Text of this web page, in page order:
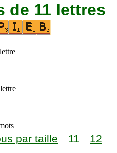
de 11 lettres
par taille 11 12